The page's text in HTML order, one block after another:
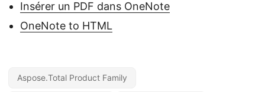
Insérer un PDF dans OneNote
OneNote to HTML
Aspose.Total Product Family